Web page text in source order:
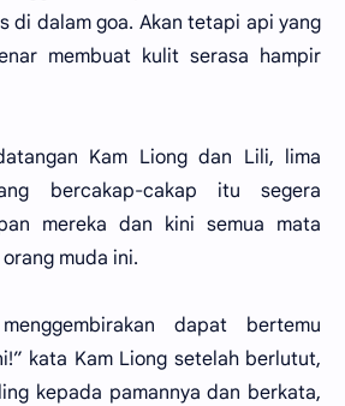
di dalam goa. Akan tetapi api yang
membuat kulit serasa hampir
Kam Liong dan Lili, lima
bercakap-cakap itu segera
mereka dan kini semua mata
muda ini.
dapat bertemu
kata Kam Liong setelah berlutut,
kepada pamannya dan berkata,